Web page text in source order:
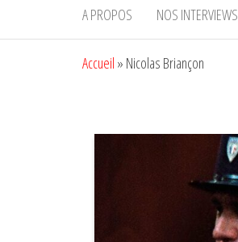
A PROPOS NOS INTERVIEWS
Accueil » Nicolas Briançon